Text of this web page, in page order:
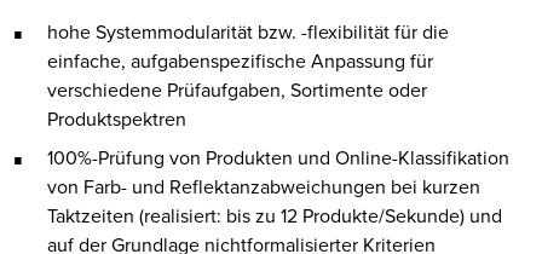
hohe Systemmodularität bzw. -flexibilität für die
einfache, aufgabenspezifische Anpassung für
verschiedene Prüfaufgaben, Sortimente oder
Produktspektren
100%-Prüfung von Produkten und Online-Klassifikation
von Farb- und Reflektanzabweichungen bei kurzen
Taktzeiten (realisiert: bis zu 12 Produkte/Sekunde) und
auf der Grundlage nichtformalisierter Kriterien